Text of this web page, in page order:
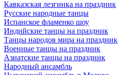
Кавказская лезгинка на праздник
Русские народные танцы
Испанское фламенко шоу
Индийские танцы на праздник
Танцы народов мира на праздник
Военные танцы на праздник
Азиатские танцы на праздник
Народный ансамбль